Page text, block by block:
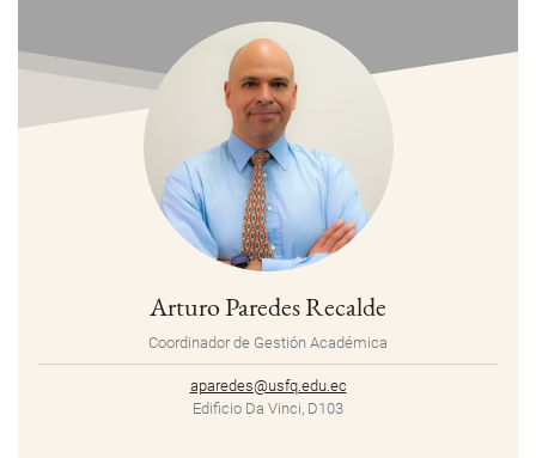
Arturo Paredes Recalde
Coordinador de Gestión Académica
aparedes@usfq.edu.ec
Edificio Da Vinci, D103